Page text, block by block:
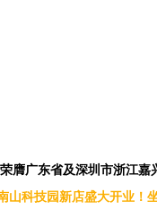
荣膺广东省及深圳市浙江
山科技园新店盛大开业！